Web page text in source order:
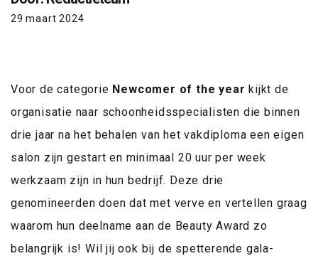
29 maart 2024
Voor de categorie Newcomer of the year kijkt de
organisatie naar schoonheidsspecialisten die binnen
drie jaar na het behalen van het vakdiploma een eigen
salon zijn gestart en minimaal 20 uur per week
werkzaam zijn in hun bedrijf. Deze drie
genomineerden doen dat met verve en vertellen graag
waarom hun deelname aan de Beauty Award zo
belangrijk is! Wil jij ook bij de spetterende gala-